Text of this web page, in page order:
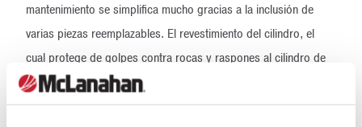
mantenimiento se simplifica mucho gracias a la inclusión de
varias piezas reemplazables. El revestimiento del cilindro, el
cual protege de golpes contra rocas y raspones al cilindro de
la biela, se puede reemplazar, como también la placa de
choque, que absorbe golpes, se desgasta y se deforma antes